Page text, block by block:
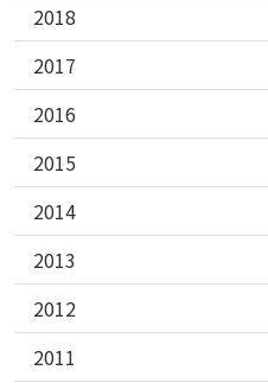
2018
2017
2016
2015
2014
2013
2012
2011